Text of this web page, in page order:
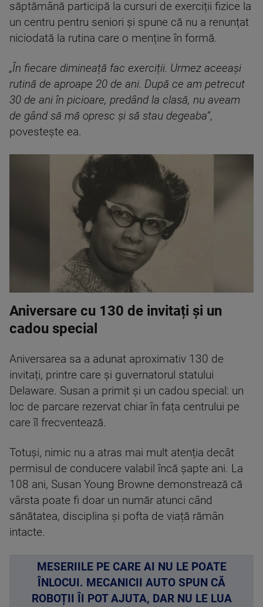
săptămână participă la cursuri de exerciții fizice la
un centru pentru seniori și spune că nu a renunțat
niciodată la rutina care o menține în formă.
„În fiecare dimineață fac exerciții. Urmez aceeași
rutină de aproape 20 de ani. După ce am petrecut
30 de ani în picioare, predând la clasă, nu aveam
de gând să mă opresc și să stau degeaba”,
povestește ea.
Aniversare cu 130 de invitați și un
cadou special
Aniversarea sa a adunat aproximativ 130 de
invitați, printre care și guvernatorul statului
Delaware. Susan a primit și un cadou special: un
loc de parcare rezervat chiar în fața centrului pe
care îl frecventează.
Totuși, nimic nu a atras mai mult atenția decât
permisul de conducere valabil încă șapte ani. La
108 ani, Susan Young Browne demonstrează că
vârsta poate fi doar un număr atunci când
sănătatea, disciplina și pofta de viață rămân
intacte.
MESERIILE PE CARE AI NU LE POATE
ÎNLOCUI. MECANICII AUTO SPUN CĂ
ROBOȚII ÎI POT AJUTA, DAR NU LE LUA